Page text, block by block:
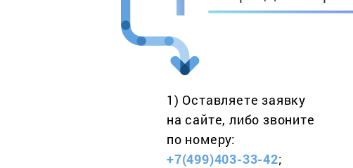
1) Оставляете заявку
на сайте, либо звоните
по номеру:
+7(499)403-33-42;